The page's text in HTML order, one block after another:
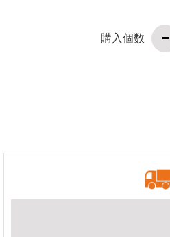
購入個数